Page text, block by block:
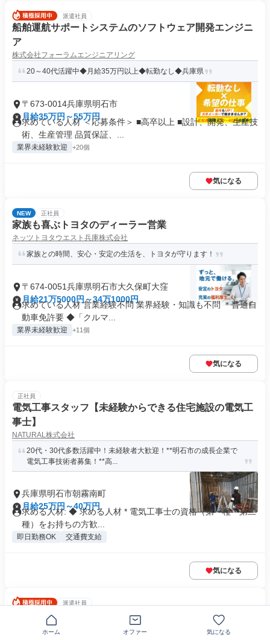
派遣社員
船舶運航サポートシステムのソフトウェア開発エンジニ
ア
株式会社フォーラムエンジニアリング
20～40代活躍中◆月給35万円以上◆転勤なし◆兵庫県
〒673-0014兵庫県明石市
月給35万円～55万円
求めている人材 ＜応募条件＞ ■高卒以上 ■設計、開発、生産技
術、生産管理 品質保証、...
業界未経験歓迎 +20個
気になる
NEW 正社員
家族も喜ぶトヨタのディーラー営業
ネッツトヨタウエスト兵庫株式会社
家族との時間、安心・安定の生活を、トヨタが守ります！
〒674-0051兵庫県明石市大久保町大窪
月給21万5000円～34万1000円
求めている人材 営業経験不問 業界経験・知識も不問 ＊普通自
動車免許要 ◆「クルマ...
業界未経験歓迎 +11個
気になる
正社員
電気工事スタッフ【未経験からできる住宅施設の電気工
事士】
NATURAL株式会社
20代・30代多数活躍中！未経験者大歓迎！**明石市の成長企業で
電気工事技術者募集！**高...
兵庫県明石市朝霧南町
月給25万円～40万円
求める人材: ◆ 求める人材 * 電気工事士の資格（第一種・第二
種）をお持ちの方歓...
即日勤務OK 交通費支給
気になる
派遣社員
航空機エンジンの品質保証エンジニア
株式会社フォーラムエンジニアリング
ホーム オファー 気になる